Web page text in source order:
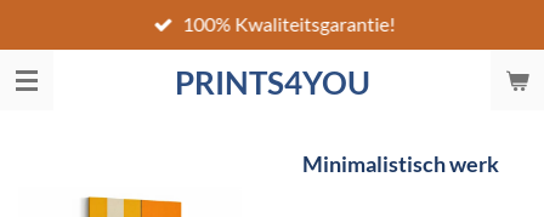
direct
naar
PRINTS4YOU
100% Kwaliteitsgarantie!
Minimalistisch werk